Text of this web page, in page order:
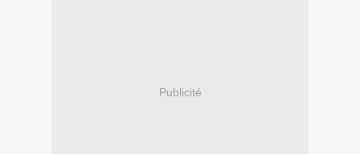
Publicité